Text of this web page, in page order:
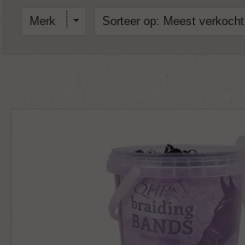
Merk Sorteer op: Meest verkocht